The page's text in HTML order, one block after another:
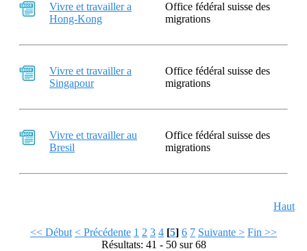
Vivre et travailler a
Hong-Kong
Office fédéral suisse des
migrations
Vivre et travailler a
Singapour
Office fédéral suisse des
migrations
Vivre et travailler au
Bresil
Office fédéral suisse des
migrations
Haut
<< Début < Précédente 1 2 3 4 [5] 6 7 Suivante > Fin >>
Résultats: 41 - 50 sur 68